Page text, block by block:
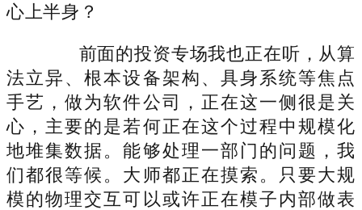
心上半身？
前面的投资专场我也正在听，从算
法立异、根本设备架构、具身系统等焦点
手艺，做为软件公司，正在这一侧很是关
心，主要的是若何正在这个过程中规模化
地堆集数据。能够处理一部门的问题，我
们都很等候。大师都正在摸索。只要大规
模的物理交互可以或许正在模子内部做表